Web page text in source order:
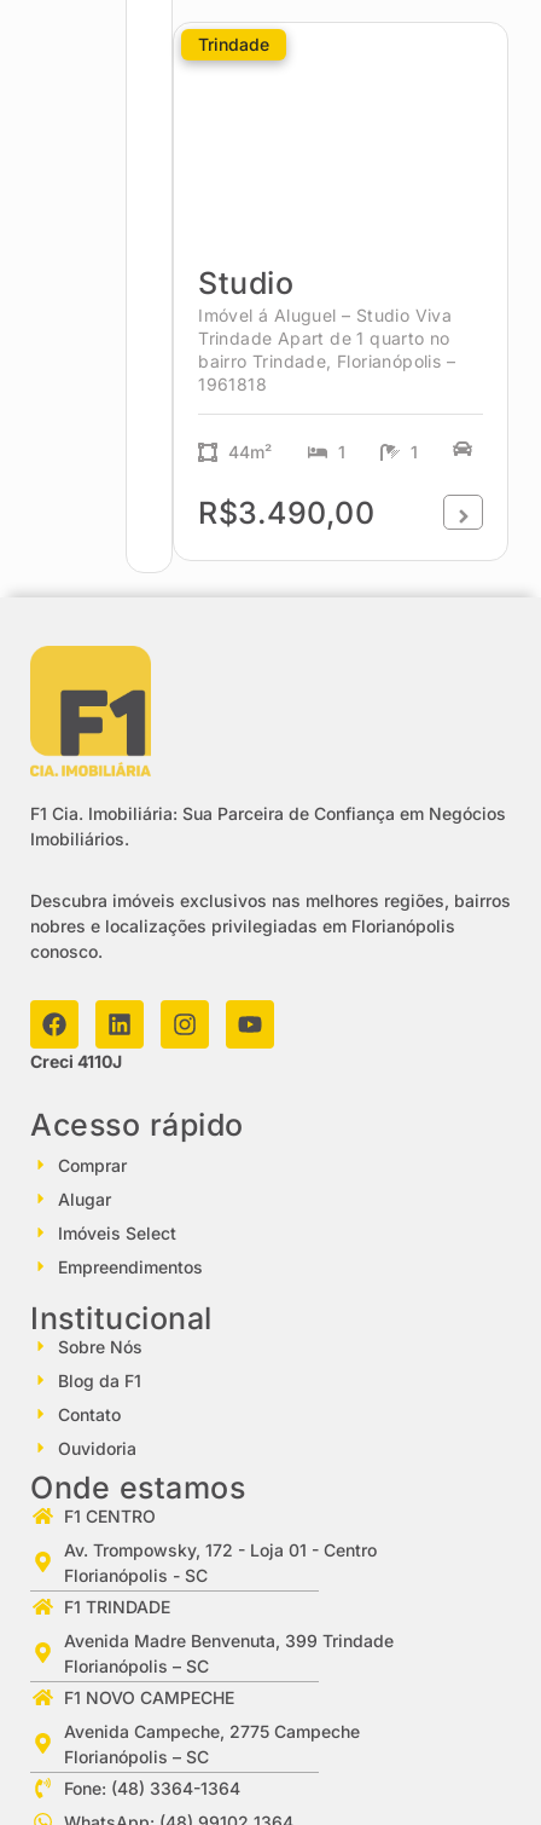
Trindade
Studio
Imóvel á Aluguel – Studio Viva
Trindade Apart de 1 quarto no
bairro Trindade, Florianópolis –
1961818
44m² 1 1
R$3.490,00
F1 Cia. Imobiliária: Sua Parceira de Confiança em Negócios
Imobiliários.
Descubra imóveis exclusivos nas melhores regiões, bairros
nobres e localizações privilegiadas em Florianópolis
conosco.
Creci 4110J
Acesso rápido
Comprar
Alugar
Imóveis Select
Empreendimentos
Institucional
Sobre Nós
Blog da F1
Contato
Ouvidoria
Onde estamos
F1 CENTRO
Av. Trompowsky, 172 - Loja 01 - Centro
Florianópolis - SC
F1 TRINDADE
Avenida Madre Benvenuta, 399 Trindade
Florianópolis – SC
F1 NOVO CAMPECHE
Avenida Campeche, 2775 Campeche
Florianópolis – SC
Fone: (48) 3364-1364